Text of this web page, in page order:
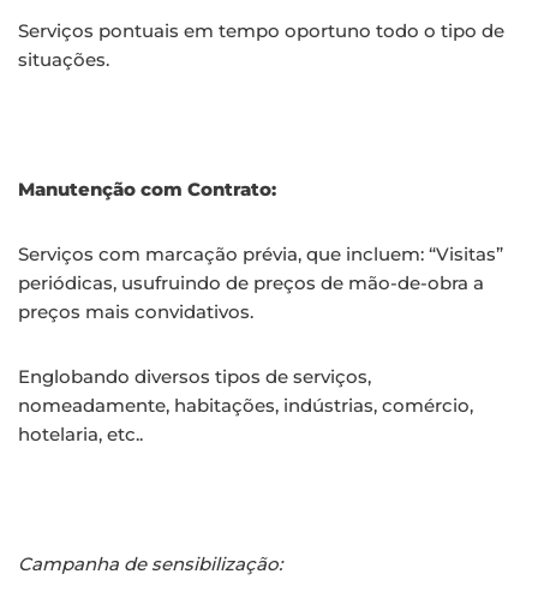
Serviços pontuais em tempo oportuno todo o tipo de
situações.
Manutenção com Contrato:
Serviços com marcação prévia, que incluem: “Visitas”
periódicas, usufruindo de preços de mão-de-obra a
preços mais convidativos.
Englobando diversos tipos de serviços,
nomeadamente, habitações, indústrias, comércio,
hotelaria, etc..
Campanha de sensibilização: